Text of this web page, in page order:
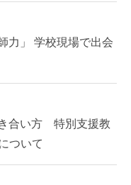
力」 学校現場で出会
合い方 特別支援教
ついて